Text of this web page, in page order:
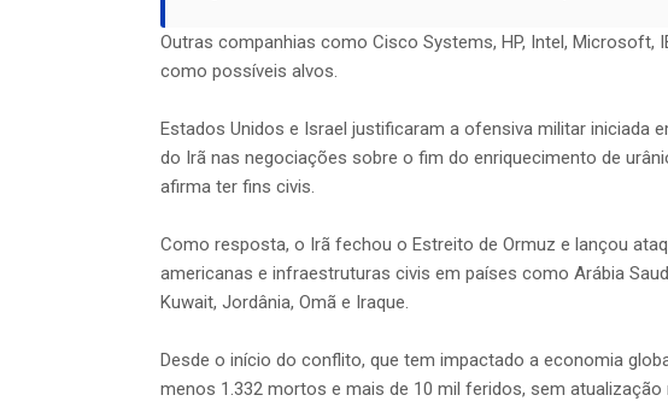
Outras companhias como Cisco Systems, HP, Intel, Microsoft,
como possíveis alvos.
Estados Unidos e Israel justificaram a ofensiva militar iniciada
do Irã nas negociações sobre o fim do enriquecimento de
afirma ter fins civis.
Como resposta, o Irã fechou o Estreito de Ormuz e lançou
americanas e infraestruturas civis em países como Arábia
Kuwait, Jordânia, Omã e Iraque.
Desde o início do conflito, que tem impactado a economia
menos 1.332 mortos e mais de 10 mil feridos, sem atualização